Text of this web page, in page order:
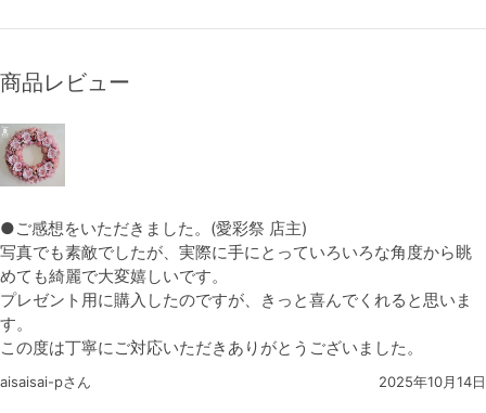
商品レビュー
●ご感想をいただきました。(愛彩祭 店主)
写真でも素敵でしたが、実際に手にとっていろいろな角度から眺
めても綺麗で大変嬉しいです。
プレゼント用に購入したのですが、きっと喜んでくれると思いま
す。
この度は丁寧にご対応いただきありがとうございました。
aisaisai-pさん 2025年10月14日